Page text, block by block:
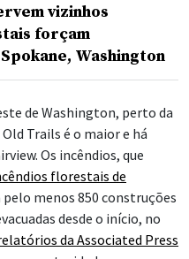
vizinhos
forçam
Washington
de Washington, perto da
Trails é o maior e há
Os incêndios, que
florestais de
menos 850 construções
desde o início, no
da Associated Press